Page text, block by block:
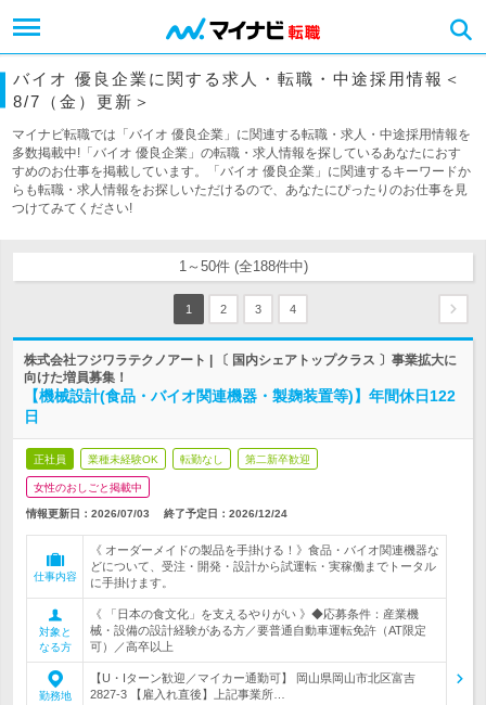
バイオ 優良企業に関する求人・転職・中途採用情報＜
8/7（金）更新＞
マイナビ転職では「バイオ 優良企業」に関連する転職・求人・中途採用情報を
多数掲載中!「バイオ 優良企業」の転職・求人情報を探しているあなたにおす
すめのお仕事を掲載しています。「バイオ 優良企業」に関連するキーワードか
らも転職・求人情報をお探しいただけるので、あなたにぴったりのお仕事を見
つけてみてください!
1～50件 (全188件中)
1 2 3 4
株式会社フジワラテクノアート | 〔 国内シェアトップクラス 〕事業拡大に
向けた増員募集！
【機械設計(食品・バイオ関連機器・製麹装置等)】年間休日122
日
正社員 業種未経験OK 転勤なし 第二新卒歓迎
女性のおしごと掲載中
情報更新日：2026/07/03 終了予定日： 2026/12/24
仕事内容
《 オーダーメイドの製品を手掛ける！》食品・バイオ関連機器な
どについて、受注・開発・設計から試運転・実稼働までトータル
に手掛けます。
対象と
なる方
《 「日本の食文化」を支えるやりがい 》◆応募条件：産業機
械・設備の設計経験がある方／要普通自動車運転免許（AT限定
可）／高卒以上
勤務地
【U・Iターン歓迎／マイカー通勤可】 岡山県岡山市北区富吉
2827-3 【雇入れ直後】上記事業所…